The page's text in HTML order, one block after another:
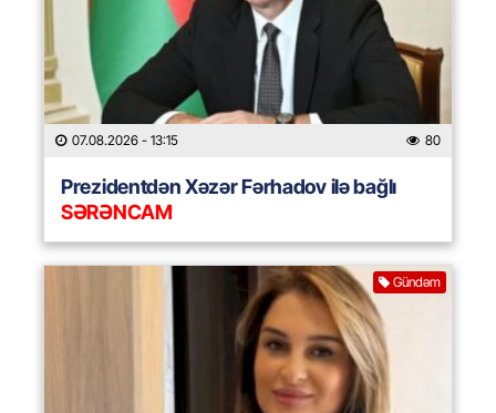
07.08.2026 - 13:15 80
Prezidentdən Xəzər Fərhadov ilə bağlı
SƏRƏNCAM
Gündəm